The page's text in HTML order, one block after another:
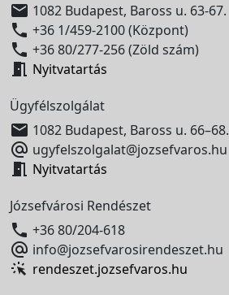
 1082 Budapest, Baross u. 63-67.
 +36 1/459-2100 (Központ)
 +36 80/277-256 (Zöld szám)
 Nyitvatartás
Ügyfélszolgálat
 1082 Budapest, Baross u. 66–68.
 ugyfelszolgalat@jozsefvaros.hu
 Nyitvatartás
Józsefvárosi Rendészet
 +36 80/204-618
 info@jozsefvarosirendeszet.hu
rendeszet.jozsefvaros.hu